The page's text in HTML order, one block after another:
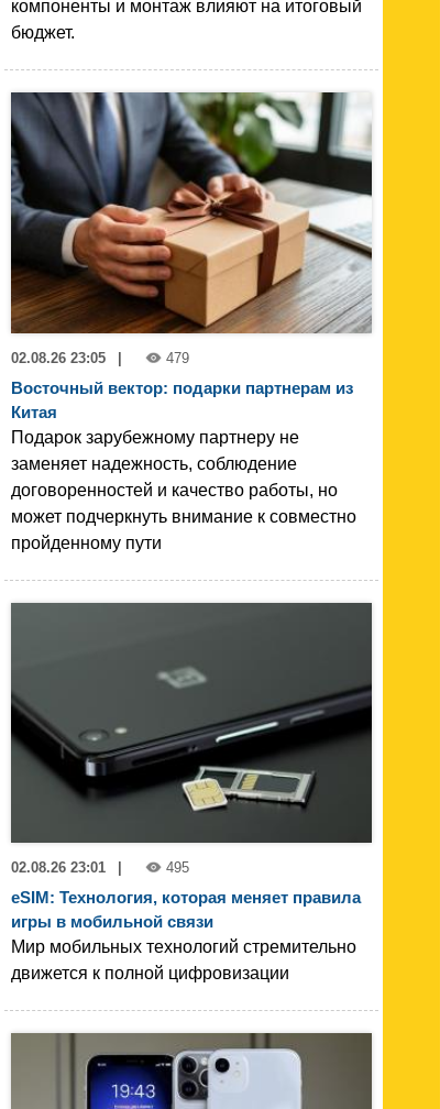
компоненты и монтаж влияют на итоговый
бюджет.
02.08.26 23:05 479
Восточный вектор: подарки партнерам из
Китая
Подарок зарубежному партнеру не
заменяет надежность, соблюдение
договоренностей и качество работы, но
может подчеркнуть внимание к совместно
пройденному пути
02.08.26 23:01 495
eSIM: Технология, которая меняет правила
игры в мобильной связи
Мир мобильных технологий стремительно
движется к полной цифровизации